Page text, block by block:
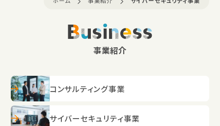
Business
事業紹介
コンサルティング事業
サイバーセキュリティ事業